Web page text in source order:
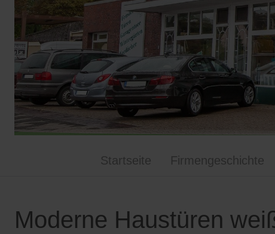
Startseite Firmengeschichte
Moderne Haustüren